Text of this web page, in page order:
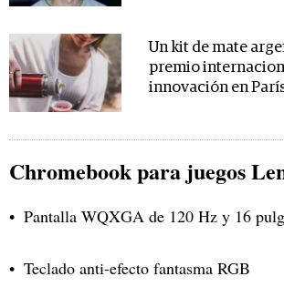
Un kit de mate
premio
innovación en
Chromebook para juegos
Pantalla WQXGA de 120 Hz y 16
Teclado anti-efecto fantasma RGB